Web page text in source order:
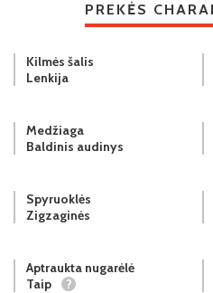
PREKĖS
Kilmės šalis
Lenkija
Medžiaga
Baldinis audinys
Spyruoklės
Zigzaginės
Aptraukta nugarėlė
Taip
?